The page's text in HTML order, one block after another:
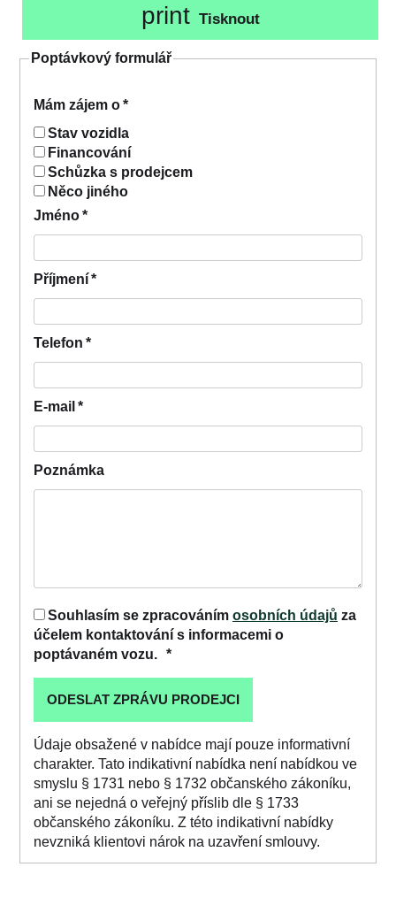
print Tisknout
Poptávkový formulář
Mám zájem o*
Stav vozidla
Financování
Schůzka s prodejcem
Něco jiného
Jméno*
Příjmení*
Telefon *
E-mail *
Poznámka
Souhlasím se zpracováním osobních údajů za
účelem kontaktování s informacemi o
poptávaném vozu. *
Údaje obsažené v nabídce mají pouze informativní
charakter. Tato indikativní nabídka není nabídkou ve
smyslu § 1731 nebo § 1732 občanského zákoníku,
ani se nejedná o veřejný příslib dle § 1733
občanského zákoníku. Z této indikativní nabídky
nevzniká klientovi nárok na uzavření smlouvy.